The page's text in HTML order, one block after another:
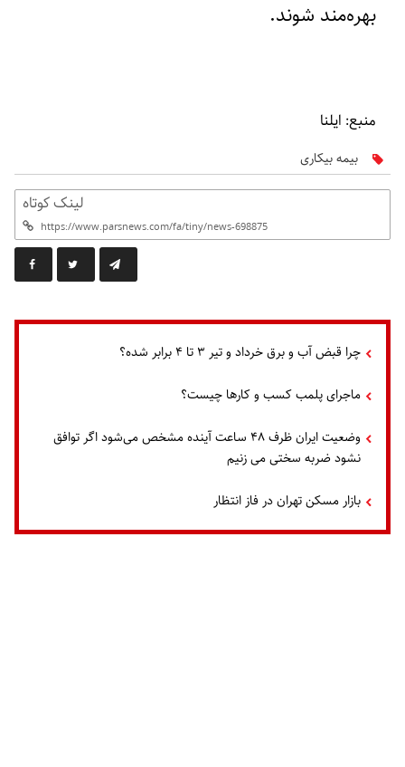
بهره‌مند شوند.
منبع: ایلنا
بیمه بیکاری
لینک کوتاه
چرا قبض آب و برق خرداد و تیر ۳ تا ۴ برابر شده؟
ماجرای پلمب کسب و کارها چیست؟
وضعیت ایران ظرف ۴۸ ساعت آینده مشخص می‌شود اگر توافق
نشود ضربه سختی می زنیم
بازار مسکن تهران در فاز انتظار